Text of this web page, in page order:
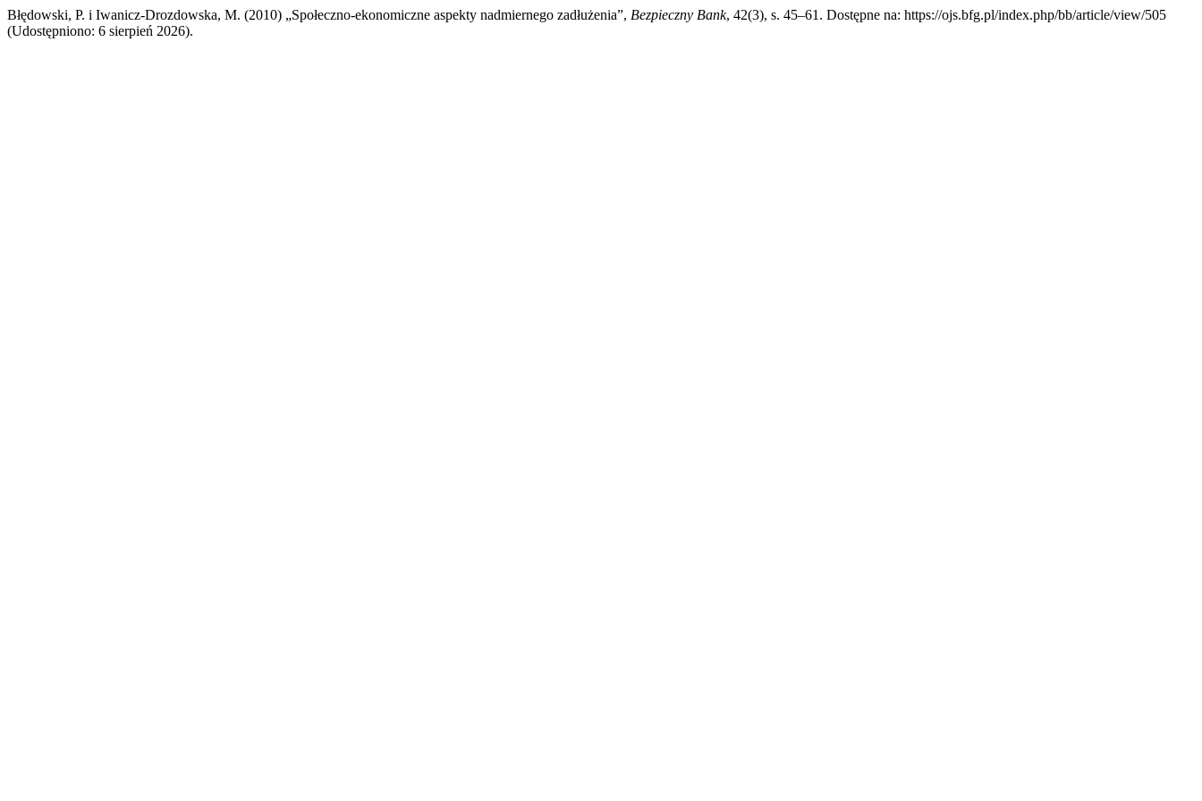
Błędowski, P. i Iwanicz-Drozdowska, M. (2010) „Społeczno-ekonomiczne aspekty nadmiernego zadłużenia”, Bezpieczny Bank, 42(3), s. 45–61. Dostępne na: https://ojs.bfg.pl/index.php/bb/article/view/505
(Udostępniono: 6 sierpień 2026).